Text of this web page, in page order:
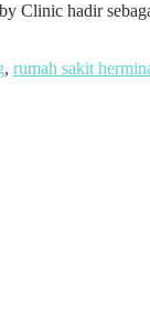
Clinic hadir
, rumah sakit